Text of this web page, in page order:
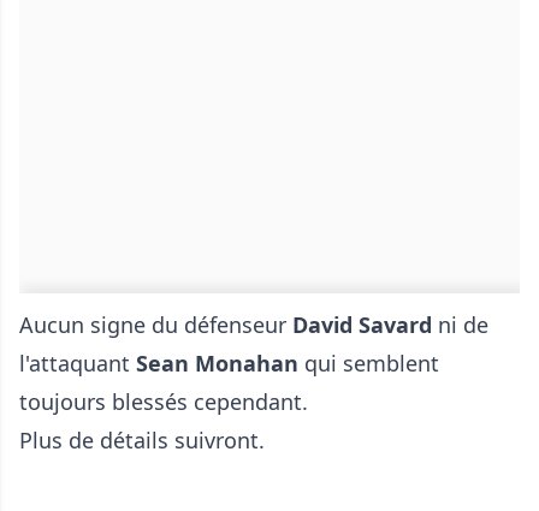
Aucun signe du défenseur David Savard ni de
l'attaquant Sean Monahan qui semblent
toujours blessés cependant.
Plus de détails suivront.